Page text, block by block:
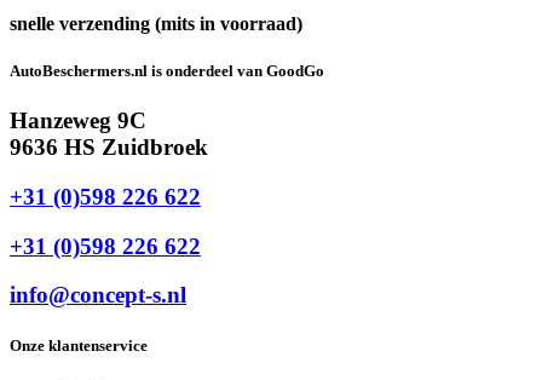
snelle verzending (mits in voorraad)
AutoBeschermers.nl is onderdeel van GoodGo
Hanzeweg 9C
9636 HS Zuidbroek
+31 (0)598 226 622
+31 (0)598 226 622
info@concept-s.nl
Onze klantenservice